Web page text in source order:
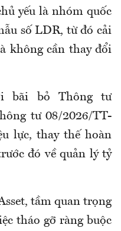
yếu là nhóm quốc
số LDR, từ đó cải
không cần thay đổi
bãi bỏ Thông tư
tư 08/2026/TT-
lực, thay thế hoàn
đó về quản lý tỷ
tầm quan trọng
tháo gỡ ràng buộc